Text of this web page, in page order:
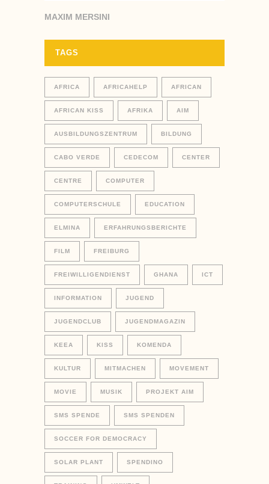
MAXIM MERSINI
TAGS
AFRICA AFRICAHELP AFRICAN
AFRICAN KISS AFRIKA AIM
AUSBILDUNGSZENTRUM BILDUNG
CABO VERDE CEDECOM CENTER
CENTRE COMPUTER
COMPUTERSCHULE EDUCATION
ELMINA ERFAHRUNGSBERICHTE
FILM FREIBURG
FREIWILLIGENDIENST GHANA ICT
INFORMATION JUGEND
JUGENDCLUB JUGENDMAGAZIN
KEEA KISS KOMENDA
KULTUR MITMACHEN MOVEMENT
MOVIE MUSIK PROJEKT AIM
SMS SPENDE SMS SPENDEN
SOCCER FOR DEMOCRACY
SOLAR PLANT SPENDINO